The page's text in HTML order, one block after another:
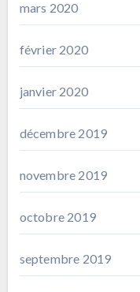
mars 2020
février 2020
janvier 2020
décembre 2019
novembre 2019
octobre 2019
septembre 2019